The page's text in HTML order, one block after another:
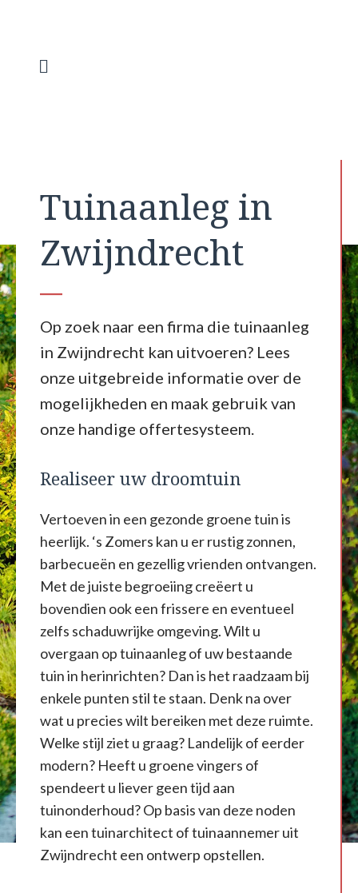
inhoud
Tuinaanleg in
Zwijndrecht
Op zoek naar een firma die tuinaanleg
in Zwijndrecht kan uitvoeren? Lees
onze uitgebreide informatie over de
mogelijkheden en maak gebruik van
onze handige offertesysteem.
Realiseer uw droomtuin
Vertoeven in een gezonde groene tuin is
heerlijk. ‘s Zomers kan u er rustig zonnen,
barbecueën en gezellig vrienden ontvangen.
Met de juiste begroeiing creëert u
bovendien ook een frissere en eventueel
zelfs schaduwrijke omgeving. Wilt u
overgaan op tuinaanleg of uw bestaande
tuin in herinrichten? Dan is het raadzaam bij
enkele punten stil te staan. Denk na over
wat u precies wilt bereiken met deze ruimte.
Welke stijl ziet u graag? Landelijk of eerder
modern? Heeft u groene vingers of
spendeert u liever geen tijd aan
tuinonderhoud? Op basis van deze noden
kan een tuinarchitect of tuinaannemer uit
Zwijndrecht een ontwerp opstellen.